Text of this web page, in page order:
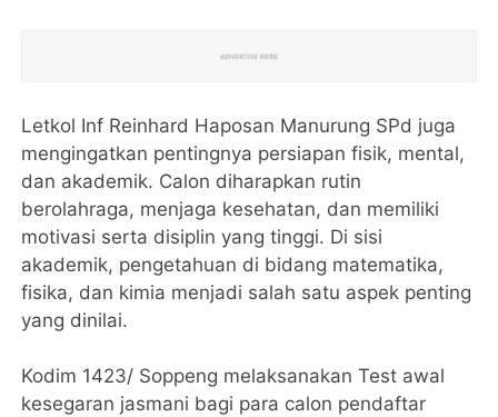
Letkol Inf Reinhard Haposan Manurung SPd juga
mengingatkan pentingnya persiapan fisik, mental,
dan akademik. Calon diharapkan rutin
berolahraga, menjaga kesehatan, dan memiliki
motivasi serta disiplin yang tinggi. Di sisi
akademik, pengetahuan di bidang matematika,
fisika, dan kimia menjadi salah satu aspek penting
yang dinilai.
Kodim 1423/ Soppeng melaksanakan Test awal
kesegaran jasmani bagi para calon pendaftar